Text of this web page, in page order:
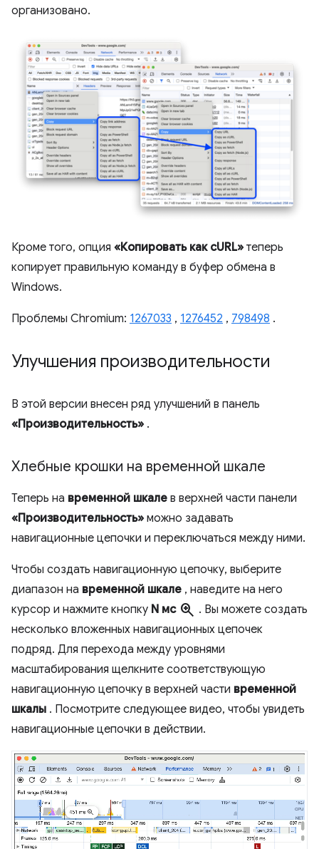
организовано.
Кроме того, опция «Копировать как cURL» теперь
копирует правильную команду в буфер обмена в
Windows.
Проблемы Chromium: 1267033 , 1276452 , 798498 .
Улучшения производительности
В этой версии внесен ряд улучшений в панель
«Производительность» .
Хлебные крошки на временной шкале
Теперь на временной шкале в верхней части панели
«Производительность» можно задавать
навигационные цепочки и переключаться между ними.
Чтобы создать навигационную цепочку, выберите
диапазон на временной шкале , наведите на него
курсор и нажмите кнопку N мс zoom_in . Вы можете создать
несколько вложенных навигационных цепочек
подряд. Для перехода между уровнями
масштабирования щелкните соответствующую
навигационную цепочку в верхней части временной
шкалы . Посмотрите следующее видео, чтобы увидеть
навигационные цепочки в действии.